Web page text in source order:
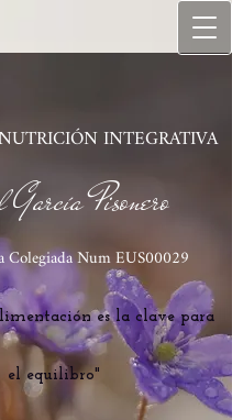
INTEGRATIVA
Pisonero
Colegiada Num EUS00029
es la clave para
el equilibro"